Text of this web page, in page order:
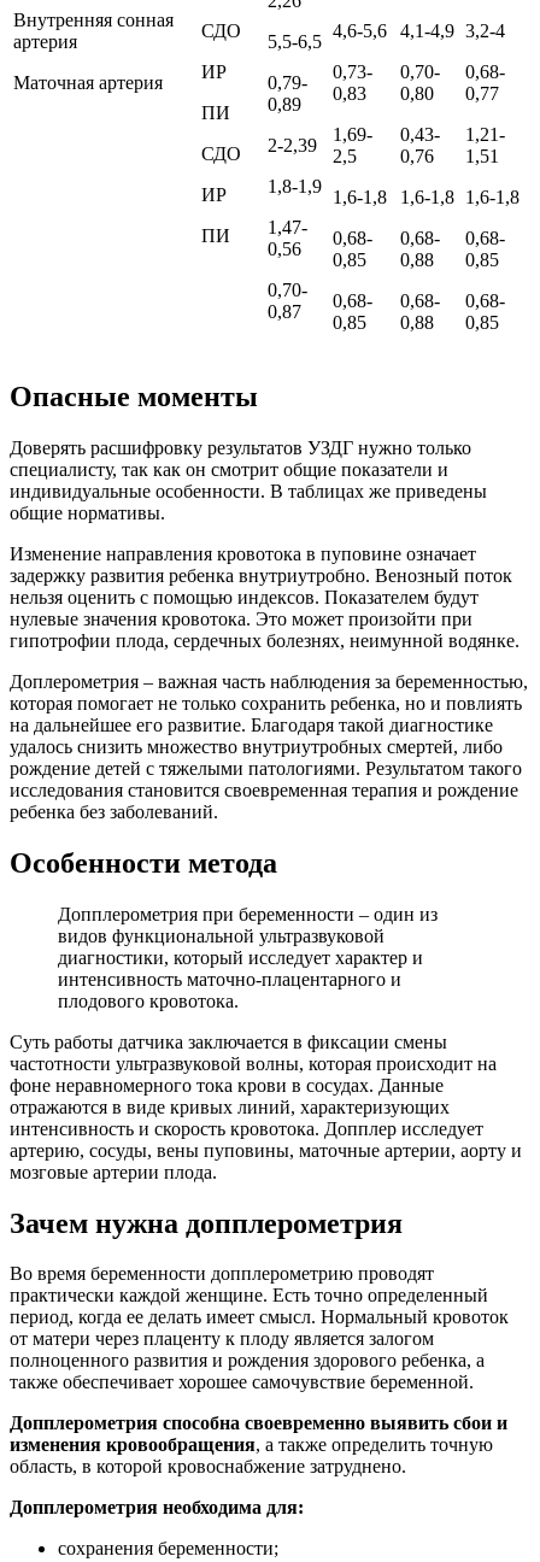
Внутренняя сонная
артерия
Маточная артерия
СДО
ИР
ПИ
СДО
ИР
ПИ
5,5-6,5
0,79-
0,89
2-2,39
1,8-1,9
1,47-
0,56
0,70-
0,87
4,6-5,6
0,73-
0,83
1,69-
2,5
1,6-1,8
0,68-
0,85
0,68-
0,85
4,1-4,9
0,70-
0,80
0,43-
0,76
1,6-1,8
0,68-
0,88
0,68-
0,88
3,2-4
0,68-
0,77
1,21-
1,51
1,6-1,8
0,68-
0,85
0,68-
0,85
Опасные моменты
Доверять расшифровку результатов УЗДГ нужно только
специалисту, так как он смотрит общие показатели и
индивидуальные особенности. В таблицах же приведены
общие нормативы.
Изменение направления кровотока в пуповине означает
задержку развития ребенка внутриутробно. Венозный поток
нельзя оценить с помощью индексов. Показателем будут
нулевые значения кровотока. Это может произойти при
гипотрофии плода, сердечных болезнях, неимунной водянке.
Доплерометрия – важная часть наблюдения за беременностью,
которая помогает не только сохранить ребенка, но и повлиять
на дальнейшее его развитие. Благодаря такой диагностике
удалось снизить множество внутриутробных смертей, либо
рождение детей с тяжелыми патологиями. Результатом такого
исследования становится своевременная терапия и рождение
ребенка без заболеваний.
Особенности метода
Допплерометрия при беременности – один из
видов функциональной ультразвуковой
диагностики, который исследует характер и
интенсивность маточно-плацентарного и
плодового кровотока.
Суть работы датчика заключается в фиксации смены
частотности ультразвуковой волны, которая происходит на
фоне неравномерного тока крови в сосудах. Данные
отражаются в виде кривых линий, характеризующих
интенсивность и скорость кровотока. Допплер исследует
артерию, сосуды, вены пуповины, маточные артерии, аорту и
мозговые артерии плода.
Зачем нужна допплерометрия
Во время беременности допплерометрию проводят
практически каждой женщине. Есть точно определенный
период, когда ее делать имеет смысл. Нормальный кровоток
от матери через плаценту к плоду является залогом
полноценного развития и рождения здорового ребенка, а
также обеспечивает хорошее самочувствие беременной.
Допплерометрия способна своевременно выявить сбои и
изменения кровообращения, а также определить точную
область, в которой кровоснабжение затруднено.
Допплерометрия необходима для:
сохранения беременности;